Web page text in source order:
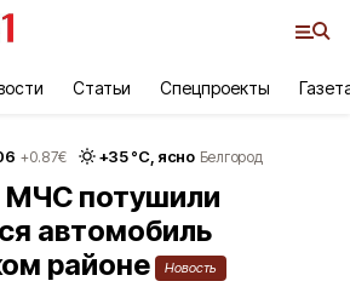
Статьи Спецпроекты
+0.87€ +35°С, ясно Белгород
МЧС потушили
автомобиль
районе
Новость